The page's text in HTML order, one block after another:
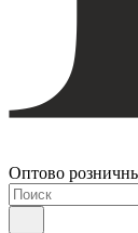
Оптово